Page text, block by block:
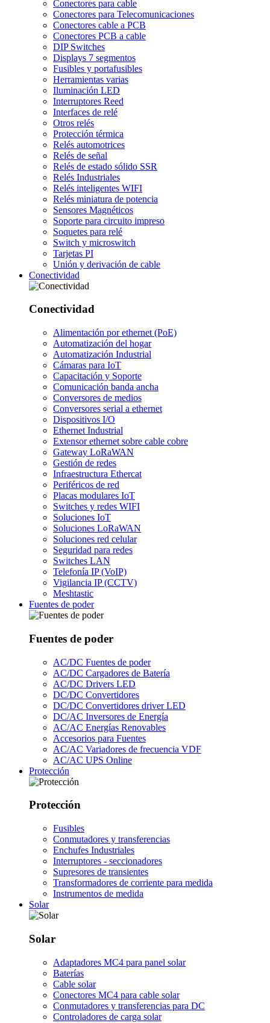
Conectores para cable
Conectores para Telecomunicaciones
Conectores cable a PCB
Conectores PCB a cable
DIP Switches
Displays 7 segmentos
Fusibles y portafusibles
Herramientas varias
Iluminación LED
Interruptores Reed
Interfaces de relé
Otros relés
Protección térmica
Relés automotrices
Relés de señal
Relés de estado sólido SSR
Relés Industriales
Relés inteligentes WIFI
Relés miniatura de potencia
Sensores Magnéticos
Soporte para circuito impreso
Soquetes para relé
Switch y microswitch
Tarjetas PI
Unión y derivación de cable
Conectividad
Conectividad
Alimentación por ethernet (PoE)
Automatización del hogar
Automatización Industrial
Cámaras para IoT
Capacitación y Soporte
Comunicación banda ancha
Conversores de medios
Conversores serial a ethernet
Dispositivos I/O
Ethernet Industrial
Extensor ethernet sobre cable cobre
Gateway LoRaWAN
Gestión de redes
Infraestructura Ethercat
Periféricos de red
Placas modulares IoT
Switches y redes WIFI
Soluciones IoT
Soluciones LoRaWAN
Soluciones red celular
Seguridad para redes
Switches LAN
Telefonía IP (VoIP)
Vigilancia IP (CCTV)
Meshtastic
Fuentes de poder
Fuentes de poder
AC/DC Fuentes de poder
AC/DC Cargadores de Batería
AC/DC Drivers LED
DC/DC Convertidores
DC/DC Convertidores driver LED
DC/AC Inversores de Energía
AC/AC Energías Renovables
Accesorios para Fuentes
AC/AC Variadores de frecuencia VDF
AC/AC UPS Online
Protección
Protección
Fusibles
Conmutadores y transferencias
Enchufes Industriales
Interruptores - seccionadores
Supresores de transientes
Transformadores de corriente para medida
Instrumentos de medida
Solar
Solar
Adaptadores MC4 para panel solar
Baterías
Cable solar
Conectores MC4 para cable solar
Conmutadores y transferencias para DC
Controladores de carga solar